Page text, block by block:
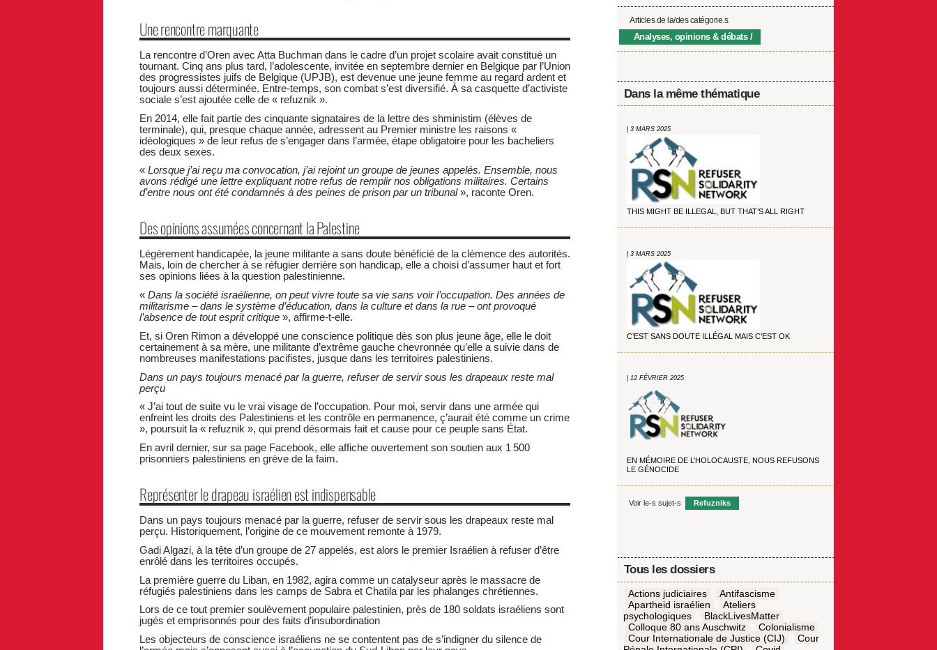
Une rencontre marquante
La rencontre d’Oren avec Atta Buchman dans le cadre d’un projet scolaire avait constitué un
tournant. Cinq ans plus tard, l’adolescente, invitée en septembre dernier en Belgique par l’Union
des progressistes juifs de Belgique (UPJB), est devenue une jeune femme au regard ardent et
toujours aussi déterminée. Entre-temps, son combat s’est diversifié. À sa casquette d’activiste
sociale s’est ajoutée celle de « refuznik ».
En 2014, elle fait partie des cinquante signataires de la lettre des shministim (élèves de
terminale), qui, presque chaque année, adressent au Premier ministre les raisons «
idéologiques » de leur refus de s’engager dans l’armée, étape obligatoire pour les bacheliers
des deux sexes.
« Lorsque j’ai reçu ma convocation, j’ai rejoint un groupe de jeunes appelés. Ensemble, nous
avons rédigé une lettre expliquant notre refus de remplir nos obligations militaires. Certains
d’entre nous ont été condamnés à des peines de prison par un tribunal», raconte Oren.
Des opinions assumées concernant la Palestine
Légèrement handicapée, la jeune militante a sans doute bénéficié de la clémence des autorités.
Mais, loin de chercher à se réfugier derrière son handicap, elle a choisi d’assumer haut et fort
ses opinions liées à la question palestinienne.
« Dans la société israélienne, on peut vivre toute sa vie sans voir l’occupation. Des années de
militarisme – dans le système d’éducation, dans la culture et dans la rue – ont provoqué
l’absence de tout esprit critique», affirme-t‑elle.
Et, si Oren Rimon a développé une conscience politique dès son plus jeune âge, elle le doit
certainement à sa mère, une militante d’extrême gauche chevronnée qu’elle a suivie dans de
nombreuses manifestations pacifistes, jusque dans les territoires palestiniens.
Dans un pays toujours menacé par la guerre, refuser de servir sous les drapeaux reste mal
perçu
« J’ai tout de suite vu le vrai visage de l’occupation. Pour moi, servir dans une armée qui
enfreint les droits des Palestiniens et les contrôle en permanence, ç’aurait été comme un crime
», poursuit la « refuznik », qui prend désormais fait et cause pour ce peuple sans État.
En avril dernier, sur sa page Facebook, elle affiche ouvertement son soutien aux 1 500
prisonniers palestiniens en grève de la faim.
Représenter le drapeau israélien est indispensable
Dans un pays toujours menacé par la guerre, refuser de servir sous les drapeaux reste mal
perçu. Historiquement, l’origine de ce mouvement remonte à 1979.
Gadi Algazi, à la tête d’un groupe de 27 appelés, est alors le premier Israélien à refuser d’être
enrôlé dans les territoires occupés.
La première guerre du Liban, en 1982, agira comme un catalyseur après le massacre de
réfugiés palestiniens dans les camps de Sabra et Chatila par les phalanges chrétiennes.
Lors de ce tout premier soulèvement populaire palestinien, près de 180 soldats israéliens sont
jugés et emprisonnés pour des faits d’insubordination
Les objecteurs de conscience israéliens ne se contentent pas de s’indigner du silence de
Articles de la/des catégorie.s
Analyses, opinions & débats
Dans la même thématique
| 3 MARS 2025
THIS MIGHT BE ILLEGAL, BUT THAT’S ALL RIGHT
| 3 MARS 2025
C’EST SANS DOUTE ILLÉGAL MAIS C’EST OK
| 12 FÉVRIER 2025
EN MÉMOIRE DE L’HOLOCAUSTE, NOUS REFUSONS
LE GÉNOCIDE
Voir le-s sujet-s Refuzniks
Tous les dossiers
Actions judiciaires
Antifascisme
Apartheid israélien
Ateliers
psychologiques
BlackLivesMatter
Colloque 80 ans Auschwitz
Colonialisme
Cour Internationale de Justice (CIJ)
Cour